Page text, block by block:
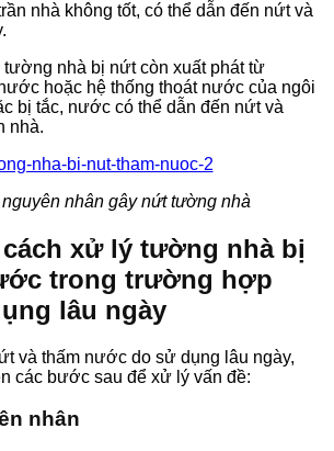
nhà không tốt, có thể dẫn đến nứt và
tường nhà bị nứt còn xuất phát từ
hoặc hệ thống thoát nước của ngôi
bị tắc, nước có thể dẫn đến nứt và
nhà.
nhân gây nứt tường nhà
xử lý tường nhà bị
trong trường hợp
lâu ngày
và thấm nước do sử dụng lâu ngày,
các bước sau để xử lý vấn đề:
nhân